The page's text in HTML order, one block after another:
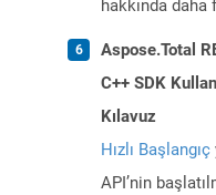
hakkında
Aspose.Total
C++ SDK
Kılavuz
Hızlı Başlangıç
API’nin